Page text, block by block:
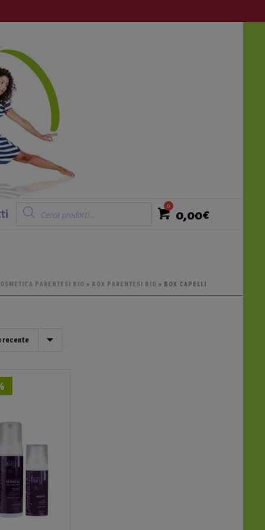
prodotti
0,00€
PARENTESI BIO » BOX PARENTESI BIO » BOX CAPELLI